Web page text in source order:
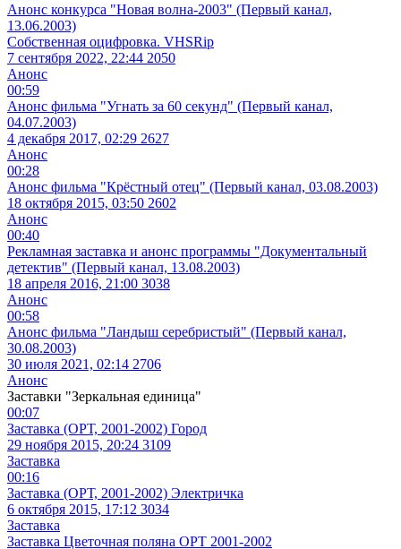
Анонс конкурса "Новая волна-2003" (Первый канал,
13.06.2003)
Собственная оцифровка. VHSRip
7 сентября 2022, 22:44 2050
Анонс
00:59
Анонс фильма "Угнать за 60 секунд" (Первый канал,
04.07.2003)
4 декабря 2017, 02:29 2627
Анонс
00:28
Анонс фильма "Крёстный отец" (Первый канал, 03.08.2003)
18 октября 2015, 03:50 2602
Анонс
00:40
Рекламная заставка и анонс программы "Документальный
детектив" (Первый канал, 13.08.2003)
18 апреля 2016, 21:00 3038
Анонс
00:58
Анонс фильма "Ландыш серебристый" (Первый канал,
30.08.2003)
30 июля 2021, 02:14 2706
Анонс
Заставки "Зеркальная единица"
00:07
Заставка (ОРТ, 2001-2002) Город
29 ноября 2015, 20:24 3109
Заставка
00:16
Заставка (ОРТ, 2001-2002) Электричка
6 октября 2015, 17:12 3034
Заставка
Заставка Цветочная поляна ОРТ 2001-2002